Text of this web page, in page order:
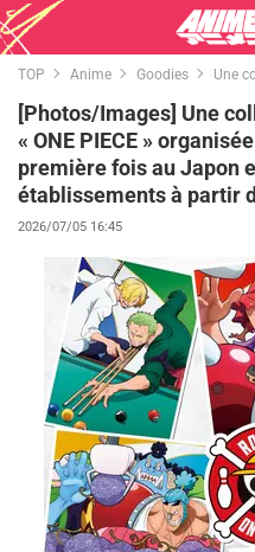
TOP Anime Goodies Une
[Photos/Images] Une
« ONE PIECE »
première fois au Japon
établissements à partir
2026/07/05 16:45